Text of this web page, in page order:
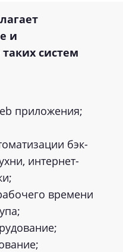
и
систем
приложения;
бэк-
интернет-
времени